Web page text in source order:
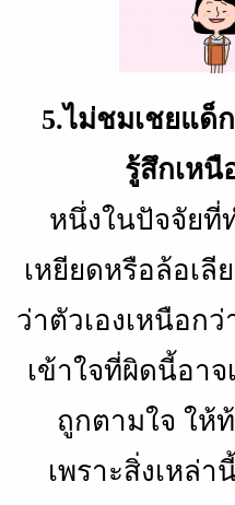
5.ไม่ชมเชยแด็
รู้สึกเห
หนึ่งในปัจจัยที่
เหยียดหรือล้อเลี
ว่าตัวเองเหนือก
เข้าใจที่ผิดนี้อา
ถูกตามใจ ให้
เพราะสิ่งเหล่